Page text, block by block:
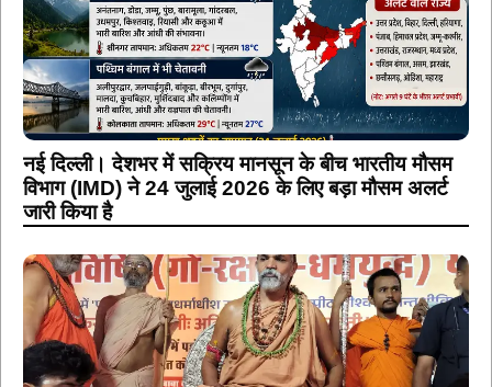
नई दिल्ली। देशभर में सक्रिय मानसून के बीच भारतीय मौसम
विभाग (IMD) ने 24 जुलाई 2026 के लिए बड़ा मौसम अलर्ट
जारी किया है